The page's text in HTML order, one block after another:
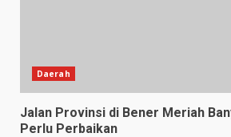
Daerah
Jalan Provinsi di Bener Meriah
Perlu Perbaikan